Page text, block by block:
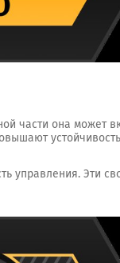
части она может
управления. Эти